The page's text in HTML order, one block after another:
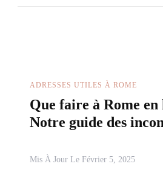
ADRESSES UTILES À ROME
Que faire à Rome en
Notre guide des
Mis À Jour Le Février 5, 2025